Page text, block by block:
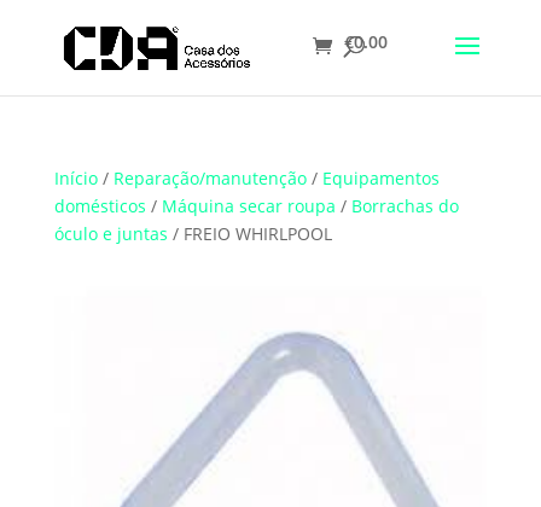
Translate
€0.00
Início/ Reparação/manutenção/ Equipamentos
domésticos / Máquina secar roupa / Borrachas do
óculo e juntas / FREIO WHIRLPOOL